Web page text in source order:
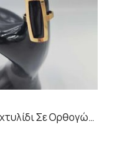
Λεπτό Χρυσό Δαχτυλίδι Σε Ορθογώνιο Σχήμα